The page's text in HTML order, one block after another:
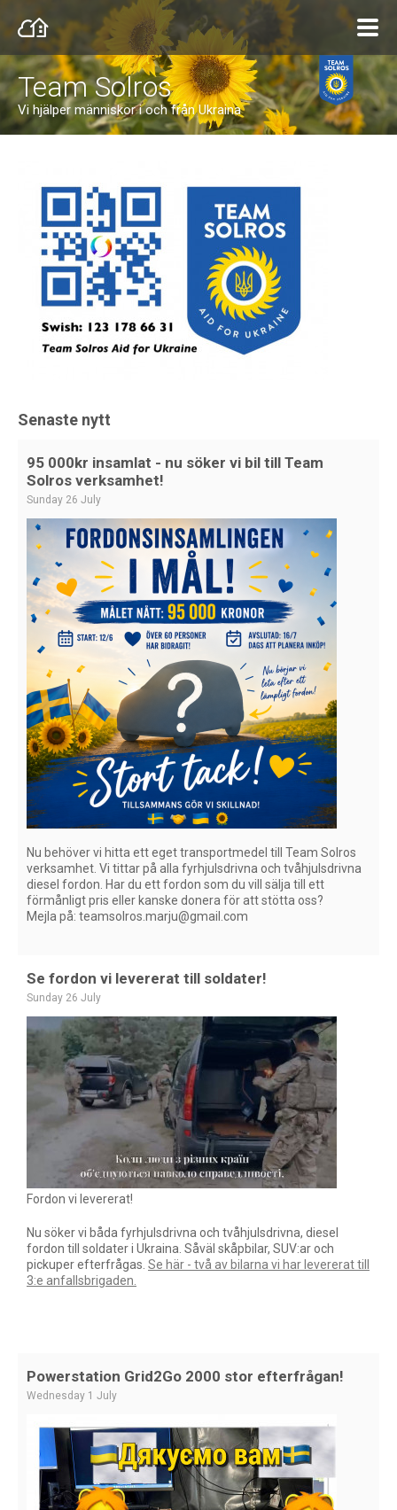
Team Solros
Vi hjälper människor i och från Ukraina
Senaste nytt
95 000kr insamlat - nu söker vi bil till Team
Solros verksamhet!
Sunday 26 July
Nu behöver vi hitta ett eget transportmedel till Team Solros
verksamhet. Vi tittar på alla fyrhjulsdrivna och tvåhjulsdrivna
diesel fordon. Har du ett fordon som du vill sälja till ett
förmånligt pris eller kanske donera för att stötta oss?
Mejla på: teamsolros.marju@gmail.com
Se fordon vi levererat till soldater!
Sunday 26 July
Fordon vi levererat!
Nu söker vi båda fyrhjulsdrivna och tvåhjulsdrivna, diesel
fordon till soldater i Ukraina. Såväl skåpbilar, SUV:ar och
pickuper efterfrågas. Se här - två av bilarna vi har levererat till
3:e anfallsbrigaden.
Powerstation Grid2Go 2000 stor efterfrågan!
Wednesday 1 July